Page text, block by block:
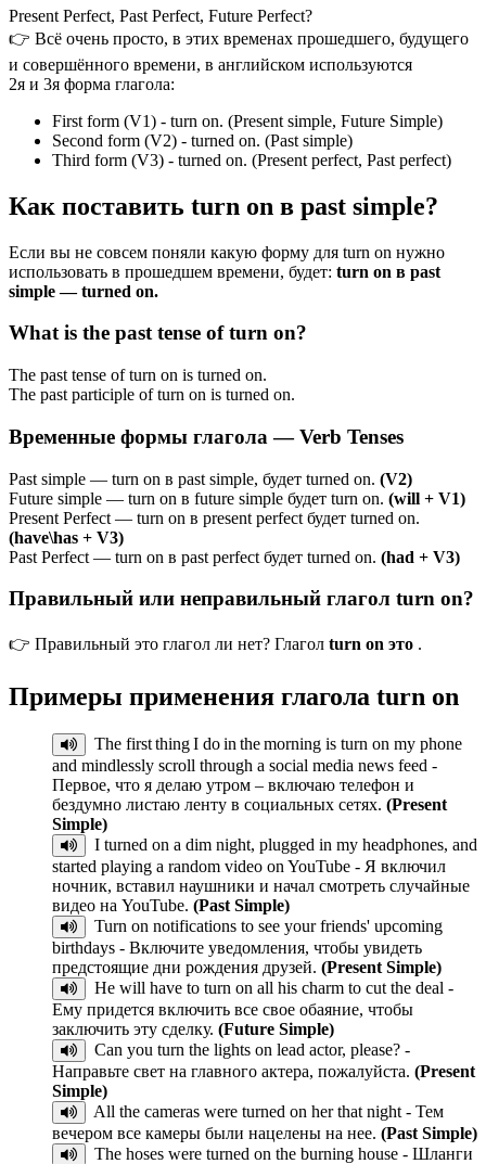
Present Perfect, Past Perfect, Future Perfect?
👉 Всё очень просто, в этих временах прошедшего, будущего
и совершённого времени, в английском используются
2я и 3я форма глагола:
First form (V1) - turn on. (Present simple, Future Simple)
Second form (V2) - turned on. (Past simple)
Third form (V3) - turned on. (Present perfect, Past perfect)
Как поставить turn on в past simple?
Если вы не совсем поняли какую форму для turn on нужно
использовать в прошедшем времени, будет: turn on в past
simple — turned on.
What is the past tense of turn on?
The past tense of turn on is turned on.
The past participle of turn on is turned on.
Временные формы глагола — Verb Tenses
Past simple — turn on в past simple, будет turned on. (V2)
Future simple — turn on в future simple будет turn on. (will + V1)
Present Perfect — turn on в present perfect будет turned on.
(have\has + V3)
Past Perfect — turn on в past perfect будет turned on. (had + V3)
Правильный или неправильный глагол turn on?
👉 Правильный это глагол ли нет? Глагол turn on это .
Примеры применения глагола turn on
The first thing I do in the morning is turn on my phone
and mindlessly scroll through a social media news feed -
Первое, что я делаю утром – включаю телефон и
бездумно листаю ленту в социальных сетях. (Present
Simple)
I turned on a dim night, plugged in my headphones, and
started playing a random video on YouTube - Я включил
ночник, вставил наушники и начал смотреть случайные
видео на YouTube. (Past Simple)
Turn on notifications to see your friends' upcoming
birthdays - Включите уведомления, чтобы увидеть
предстоящие дни рождения друзей. (Present Simple)
He will have to turn on all his charm to cut the deal -
Ему придется включить все свое обаяние, чтобы
заключить эту сделку. (Future Simple)
Can you turn the lights on lead actor, please? -
Направьте свет на главного актера, пожалуйста. (Present
Simple)
All the cameras were turned on her that night - Тем
вечером все камеры были нацелены на нее. (Past Simple)
The hoses were turned on the burning house - Шланги